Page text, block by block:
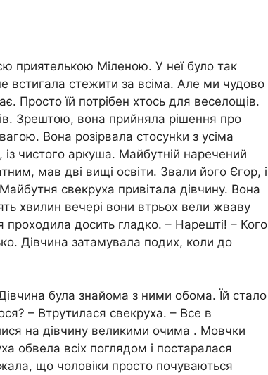
приятелькою Міленою. У неї було так
встигала стежити за всіма. Але ми чудово
Просто їй потрібен хтось для веселощів.
Зрештою, вона прийняла рішення про
Вона розірвала стосунkи з усіма
чистого аркуша. Майбутній наречений
мав дві вищі освіти. Звали його Єгор, і
свекруха привітала дівчину. Вона
хвилин вечері вони втрьох вели жваву
досить гладко. – Нарешті! – Кого
Дівчина затамувала подих, коли до
була знайома з ними обома. Їй стало
– Втрутилася свекруха. – Все в
на дівчину великими очима . Мовчки
обвела всіх поглядом і постаралася
що чоловіки просто почуваються